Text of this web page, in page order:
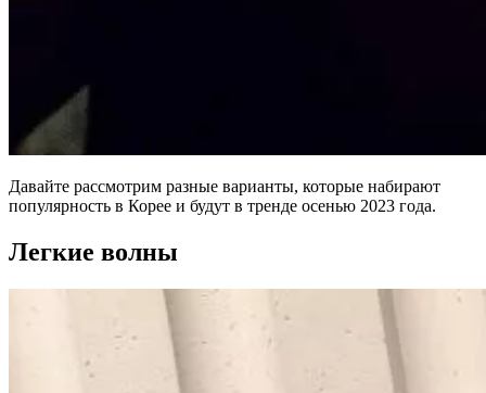
Давайте рассмотрим разные варианты, которые набирают
популярность в Корее и будут в тренде осенью 2023 года.
Легкие волны